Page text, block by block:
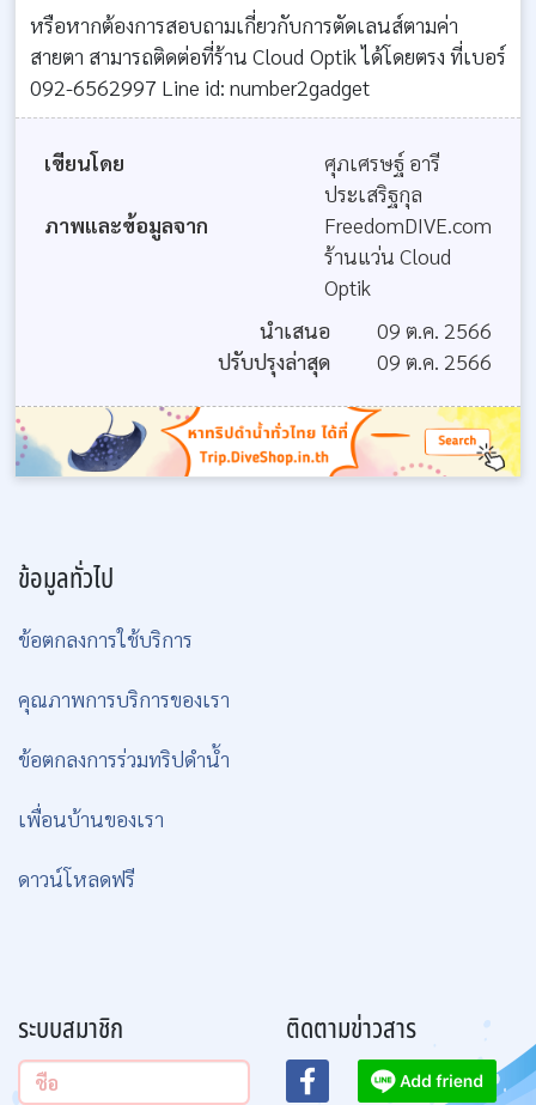
หรือหากต้องการสอบถามเกี่ยวกับการตัดเลนส์ตามค่า
สายตา สามารถติดต่อที่ร้าน Cloud Optik ได้โดยตรง ที่เบอร์
092-6562997 Line id: number2gadget
เขียนโดย
ศุภเศรษฐ์ อารี
ประเสริฐกุล
ภาพและข้อมูลจาก
FreedomDIVE.com
ร้านแว่น Cloud
Optik
นำเสนอ
09 ต.ค. 2566
ปรับปรุงล่าสุด
09 ต.ค. 2566
ข้อมูลทั่วไป
ข้อตกลงการใช้บริการ
คุณภาพการบริการของเรา
ข้อตกลงการร่วมทริปดำน้ำ
เพื่อนบ้านของเรา
ดาวน์โหลดฟรี
ระบบสมาชิก ติดตามข่าวสาร